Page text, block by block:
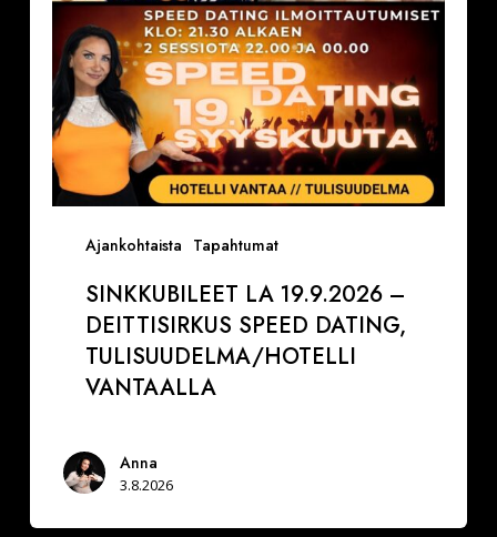
Ajankohtaista Tapahtumat
Tulisuudelma/Hotelli
Vantaalla
SINKKUBILEET LA 19.9.2026 –
DEITTISIRKUS SPEED DATING,
TULISUUDELMA/HOTELLI
VANTAALLA
Anna
3.8.2026